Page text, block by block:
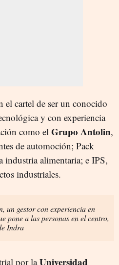
cartel de ser un conocido
y con experiencia
como el Grupo Antolin,
de automoción; Pack
industria alimentaria; e IPS,
industriales.
un gestor con experiencia en
pone a las personas en el centro,
Indra
por laUniversidad